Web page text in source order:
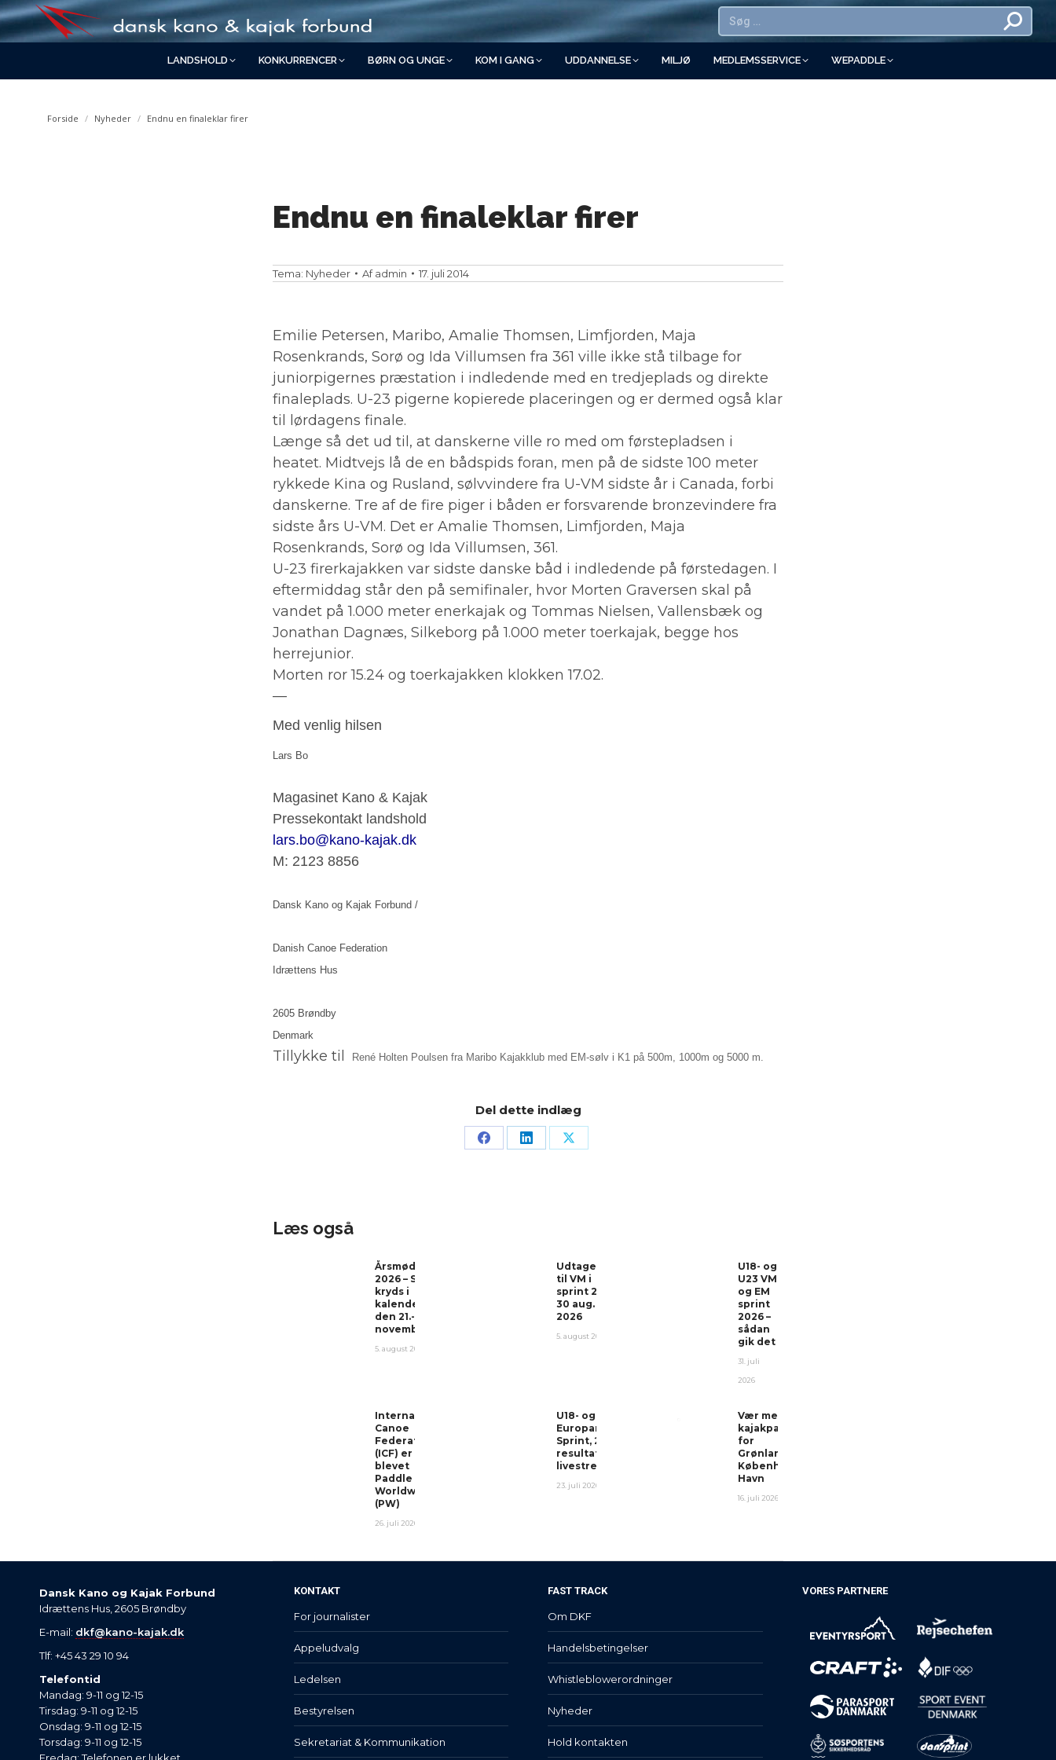
LANDSHOLD KONKURRENCER BØRN OG UNGE KOM I GANG UDDANNELSE MILJØ MEDLEMSSERVICE WEPADDLE
You are here:
Forside Nyheder Endnu en finaleklar firer
Endnu en finaleklar firer
Tema: Nyheder Afadmin 17. juli 2014
Emilie Petersen, Maribo, Amalie Thomsen, Limfjorden, Maja
Rosenkrands, Sorø og Ida Villumsen fra 361 ville ikke stå tilbage for
juniorpigernes præstation i indledende med en tredjeplads og direkte
finaleplads. U-23 pigerne kopierede placeringen og er dermed også klar
til lørdagens finale.
Længe så det ud til, at danskerne ville ro med om førstepladsen i
heatet. Midtvejs lå de en bådspids foran, men på de sidste 100 meter
rykkede Kina og Rusland, sølvvindere fra U-VM sidste år i Canada, forbi
danskerne. Tre af de fire piger i båden er forsvarende bronzevindere fra
sidste års U-VM. Det er Amalie Thomsen, Limfjorden, Maja
Rosenkrands, Sorø og Ida Villumsen, 361.
U-23 firerkajakken var sidste danske båd i indledende på førstedagen. I
eftermiddag står den på semifinaler, hvor Morten Graversen skal på
vandet på 1.000 meter enerkajak og Tommas Nielsen, Vallensbæk og
Jonathan Dagnæs, Silkeborg på 1.000 meter toerkajak, begge hos
herrejunior.
Morten ror 15.24 og toerkajakken klokken 17.02.
—
Med venlig hilsen
Lars Bo
Magasinet Kano & Kajak
Pressekontakt landshold
lars.bo@kano-kajak.dk
M: 2123 8856
Dansk Kano og Kajak Forbund /
Danish Canoe Federation
Idrættens Hus
2605 Brøndby
Denmark
Tillykke til René Holten Poulsen fra Maribo Kajakklub med EM-sølv i K1 på 500m, 1000m og 5000 m.
Del dette indlæg
Læs også
Årsmøde
2026 – Sæt
kryds i
kalenderen
den 21.-22.
november!
5. august 2026
Udtagelser
til VM i
sprint 26-
30 aug.
2026
5. august 2026
U18- og
U23 VM
og EM
sprint
2026 –
sådan
gik det
31. juli
2026
International
Canoe
Federation
(ICF) er
blevet
Paddle
Worldwide
(PW)
26. juli 2026
U18- og U23-
Europamesterskaberne
Sprint, 2026 – Program,
resultater og
livestream
23. juli 2026
Vær med i
kajakparade
for
Grønland i
Københavns
Havn
16. juli 2026
Dansk Kano og Kajak Forbund
Idrættens Hus, 2605 Brøndby
E-mail: dkf@kano-kajak.dk
Tlf: +45 43 29 10 94
Telefontid
Mandag: 9-11 og 12-15
Tirsdag: 9-11 og 12-15
Onsdag: 9-11 og 12-15
Torsdag: 9-11 og 12-15
KONTAKT
For journalister
Appeludvalg
Ledelsen
Bestyrelsen
Sekretariat & Kommunikation
FAST TRACK
Om DKF
Handelsbetingelser
Whistleblowerordninger
Nyheder
Hold kontakten
VORES PARTNERE